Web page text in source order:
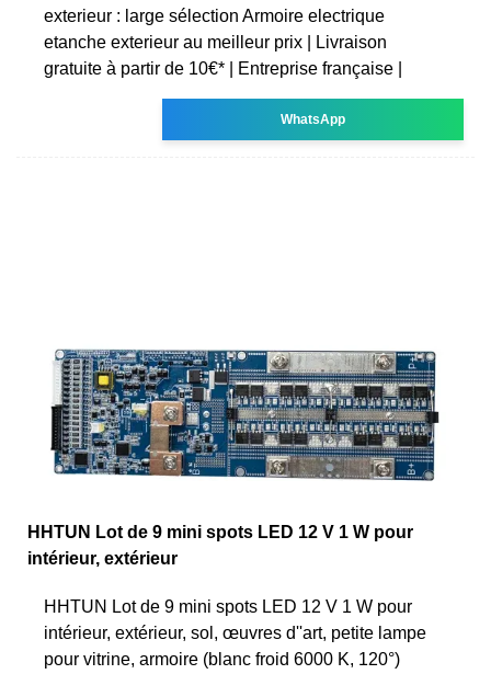
exterieur : large sélection Armoire electrique
etanche exterieur au meilleur prix | Livraison
gratuite à partir de 10€* | Entreprise française |
WhatsApp
HHTUN Lot de 9 mini spots LED 12 V 1 W pour
intérieur, extérieur
HHTUN Lot de 9 mini spots LED 12 V 1 W pour
intérieur, extérieur, sol, œuvres d''art, petite lampe
pour vitrine, armoire (blanc froid 6000 K, 120°)